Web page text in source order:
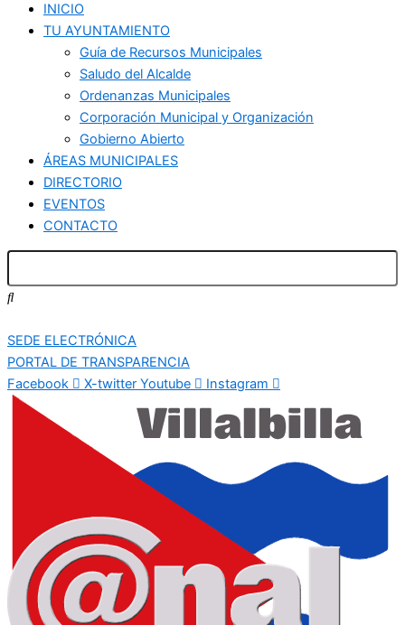
INICIO
TU AYUNTAMIENTO
Guía de Recursos Municipales
Saludo del Alcalde
Ordenanzas Municipales
Corporación Municipal y Organización
Gobierno Abierto
ÁREAS MUNICIPALES
DIRECTORIO
EVENTOS
CONTACTO
SEDE ELECTRÓNICA
PORTAL DE TRANSPARENCIA
Facebook
X-twitter Youtube Instagram